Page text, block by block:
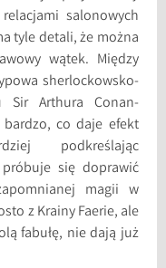
salonowych
tyle detali, że można
wątek. Między
sherlockowsko-
Sir Arthura Conan-
co daje efekt
podkreślając
próbuje się doprawić
magii w
z Krainy Faerie, ale
fabułę, nie dają już